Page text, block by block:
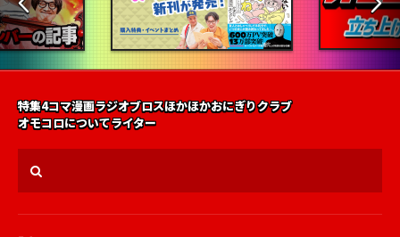
特集4コマ漫画ラジオブロスほかほかおにぎりクラブ
オモコロについてライター